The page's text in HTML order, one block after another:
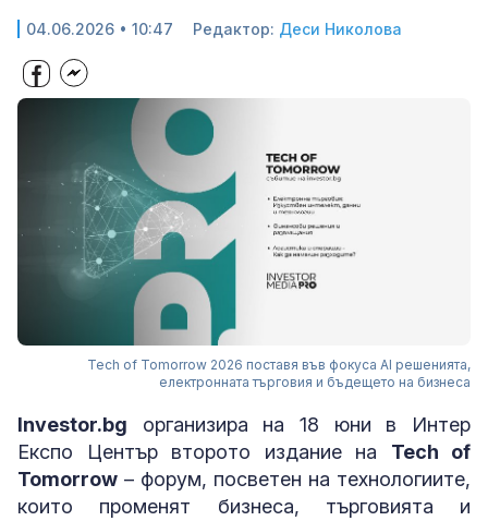
04.06.2026 • 10:47 Редактор: Деси Николова
Tech of Tomorrow 2026 поставя във фокуса AI решенията,
електронната търговия и бъдещето на бизнеса
Investor.bg организира на 18 юни в Интер
Експо Център второто издание на Tech of
Tomorrow – форум, посветен на технологиите,
които променят бизнеса, търговията и